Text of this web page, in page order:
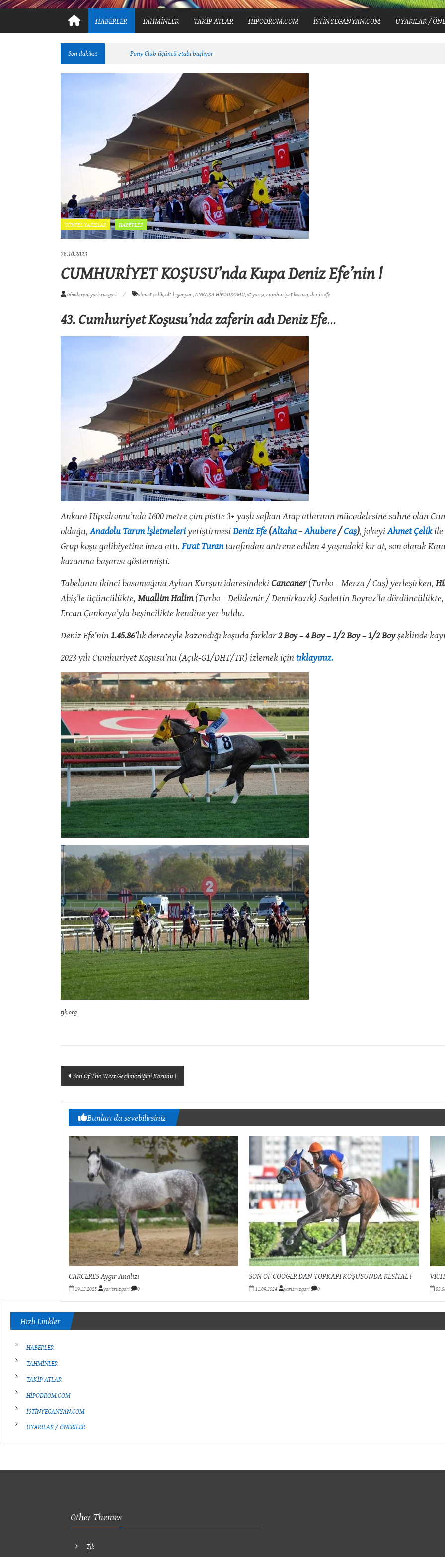
HABERLER TAHMİNLER TAKİP ATLAR HİPODROM.COM İSTİNYEGANYAN.COM UYARILAR /
Son dakika: Pony Club üçüncü etabı başlıyor
GÜNCEL YARIŞLAR HABERLER
28.10.2023
CUMHURİYET KOŞUSU’nda Kupa Deniz Efe’nin !
Gönderen: yarisruzgari ahmet çelik,altılı ganyan,ANKARA HİPODROMU,at yarışı,cumhuriyet koşusu,deniz efe
43. Cumhuriyet Koşusu’nda zaferin adı Deniz Efe…
Ankara Hipodromu’nda 1600 metre çim pistte 3+ yaşlı safkan Arap atlarının mücadelesine sahne olan
olduğu,Anadolu Tarım İşletmeleriyetiştirmesiDeniz Efe(Altaha–Ahubere/Caş), jokeyiAhmet Çelikile
Grup koşu galibiyetine imza attı.Fırat Turantarafından antrene edilen 4 yaşındaki kır at, son olarak
kazanma başarısı göstermişti.
Tabelanın ikinci basamağına Ayhan Kurşun idaresindekiCancaner(Turbo – Merza / Caş) yerleşirken,
Abiş’le üçüncülükte,Muallim Halim(Turbo – Delidemir / Demirkazık) Sadettin Boyraz’la dördüncülükte,
Ercan Çankaya’yla beşincilikte kendine yer buldu.
Deniz Efe’nin1.45.86’lık dereceyle kazandığı koşuda farklar2 Boy – 4 Boy – 1/2 Boy – 1/2 Boyşeklinde
2023 yılı Cumhuriyet Koşusu’nu (Açık-G1/DHT/TR) izlemek içintıklayınız.
tjk.org
Yazı
dolaşımı
Son Of The West Geçilmezliğini Korudu !
Bunları da sevebilirsiniz
CARCERES Aygır Analizi
19.12.2025 yarisruzgari 0
SON OF COOGER’DAN TOPKAPI KOŞUSUNDA RESİTAL !
11.09.2024 yarisruzgari 0
Hızlı Linkler
HABERLER
TAHMİNLER
TAKİP ATLAR
HİPODROM.COM
İSTİNYEGANYAN.COM
UYARILAR / ÖNERİLER
Other Themes
Tjk